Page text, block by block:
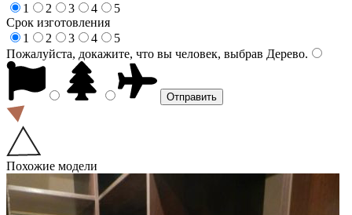
1
2 3 4
5
Срок изготовления
1
2 3 4
5
Пожалуйста, докажите, что вы человек, выбрав Дерево.
Похожие модели